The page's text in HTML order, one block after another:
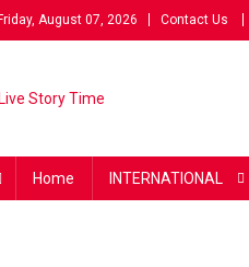
Friday, August 07, 2026 Contact Us
Home INTERNATIONAL